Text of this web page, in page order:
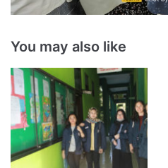
You may also like